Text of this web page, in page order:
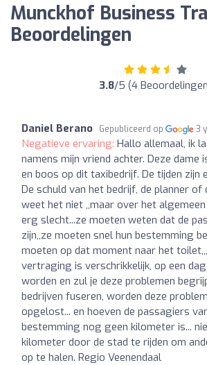
Munckhof Business
Beoordelingen
3.8/5 (4
Daniel Berano Gepubliceerd op 3
Negatieve ervaring: Hallo allemaal, ik
namens mijn vriend achter. Deze
en boos op dit taxibedrijf. De tijden zijn
De schuld van het bedrijf, de planner of
weet het niet ,,maar over het
erg slecht...ze moeten weten dat de
zijn,,ze moeten snel hun bestemming
moeten op dat moment naar het
vertraging is verschrikkelijk, op een
worden en zul je deze problemen
bedrijven fuseren, worden deze
opgelost... en hoeven de passagiers
bestemming nog geen kilometer is...
kilometer door de stad te rijden om
op te halen. Regio Veenendaal